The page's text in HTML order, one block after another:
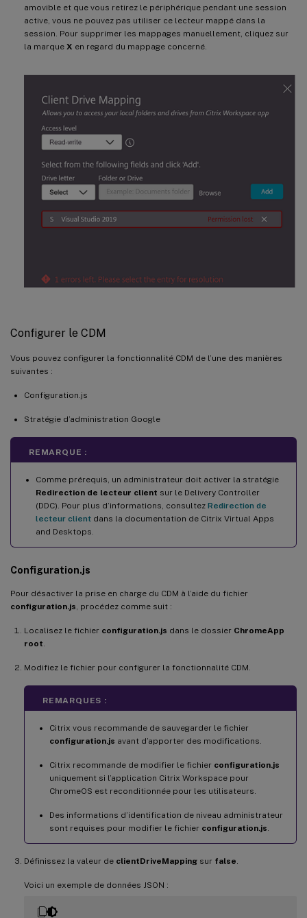
amovible et que vous retirez le périphérique pendant une session
active, vous ne pouvez pas utiliser ce lecteur mappé dans la
session. Pour supprimer les mappages manuellement, cliquez sur
la marque X en regard du mappage concerné.
Configurer le CDM
Vous pouvez configurer la fonctionnalité CDM de l’une des manières
suivantes :
Configuration.js
Stratégie d’administration Google
REMARQUE :
Comme prérequis, un administrateur doit activer la stratégie
Redirection de lecteur client sur le Delivery Controller
(DDC). Pour plus d’informations, consultez Redirection de
lecteur client dans la documentation de Citrix Virtual Apps
and Desktops.
Configuration.js
Pour désactiver la prise en charge du CDM à l’aide du fichier
configuration.js, procédez comme suit :
Localisez le fichier configuration.js dans le dossier ChromeApp
root.
Modifiez le fichier pour configurer la fonctionnalité CDM.
REMARQUES :
Citrix vous recommande de sauvegarder le fichier
configuration.js avant d’apporter des modifications.
Citrix recommande de modifier le fichier configuration.js
uniquement si l’application Citrix Workspace pour
ChromeOS est reconditionnée pour les utilisateurs.
Des informations d’identification de niveau administrateur
sont requises pour modifier le fichier configuration.js.
Définissez la valeur de clientDriveMapping sur false.
Voici un exemple de données JSON :